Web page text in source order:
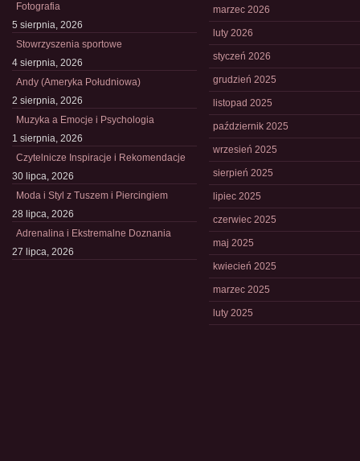
Fotografia
5 sierpnia, 2026
Stowrzyszenia sportowe
4 sierpnia, 2026
Andy (Ameryka Południowa)
2 sierpnia, 2026
Muzyka a Emocje i Psychologia
1 sierpnia, 2026
Czytelnicze Inspiracje i Rekomendacje
30 lipca, 2026
Moda i Styl z Tuszem i Piercingiem
28 lipca, 2026
Adrenalina i Ekstremalne Doznania
27 lipca, 2026
marzec 2026
luty 2026
styczeń 2026
grudzień 2025
listopad 2025
październik 2025
wrzesień 2025
sierpień 2025
lipiec 2025
czerwiec 2025
maj 2025
kwiecień 2025
marzec 2025
luty 2025